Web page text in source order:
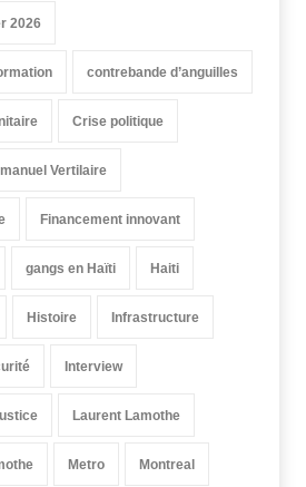
2026
contrebande d’anguilles
Crise politique
Vertilaire
Financement innovant
gangs en Haïti Haiti
Histoire Infrastructure
Interview
Laurent Lamothe
Metro Montreal